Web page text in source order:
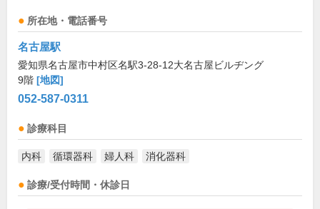
所在地・電話番号
名古屋駅
愛知県名古屋市中村区名駅3-28-12大名古屋ビルヂング
9階 [地図]
052-587-0311
診療科目
内科 循環器科 婦人科 消化器科
診療/受付時間・休診日